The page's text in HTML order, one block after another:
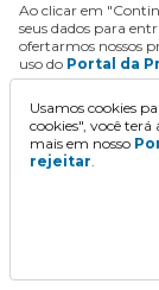
Ao clicar em
seus dados para
ofertarmos nossos
uso do Portal da
Usamos cookies
cookies", você terá
mais em nosso
rejeitar.